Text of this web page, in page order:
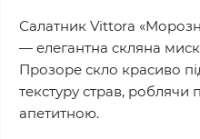
Салатник Vittora
— елегантна скляна
Прозоре скло красиво
текстуру страв,
апетитною.